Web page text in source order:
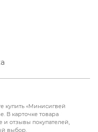
конструкция
купить «Минисигвей
В карточке товара
и отзывы покупателей,
выбор.